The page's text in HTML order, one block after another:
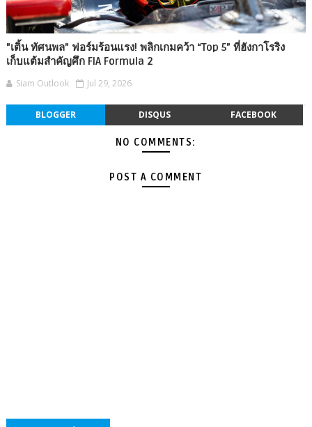
"เติ้น ทัศนพล" ฟอร์มร้อนแรง! พลิกเกมคว้า “Top 5” ที่ฮังกาโรริง
เก็บแต้มสำคัญศึก FIA Formula 2
Siam Outlook Jul 29, 2026
BLOGGER DISQUS FACEBOOK
NO COMMENTS:
POST A COMMENT